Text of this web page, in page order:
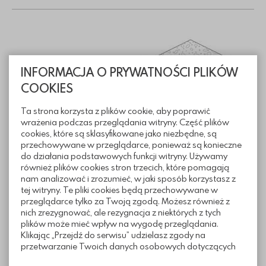
INFORMACJA O PRYWATNOŚCI PLIKÓW
COOKIES
Ta strona korzysta z plików cookie, aby poprawić
wrażenia podczas przeglądania witryny. Część plików
cookies, które są sklasyfikowane jako niezbędne, są
przechowywane w przeglądarce, ponieważ są konieczne
do działania podstawowych funkcji witryny. Używamy
również plików cookies stron trzecich, które pomagają
nam analizować i zrozumieć, w jaki sposób korzystasz z
tej witryny. Te pliki cookies będą przechowywane w
przeglądarce tylko za Twoją zgodą. Możesz również z
nich zrezygnować, ale rezygnacja z niektórych z tych
plików może mieć wpływ na wygodę przeglądania.
Klikając „Przejdź do serwisu” udzielasz zgody na
przetwarzanie Twoich danych osobowych dotyczących
Informacje techniczne
Sposoby ułożenia